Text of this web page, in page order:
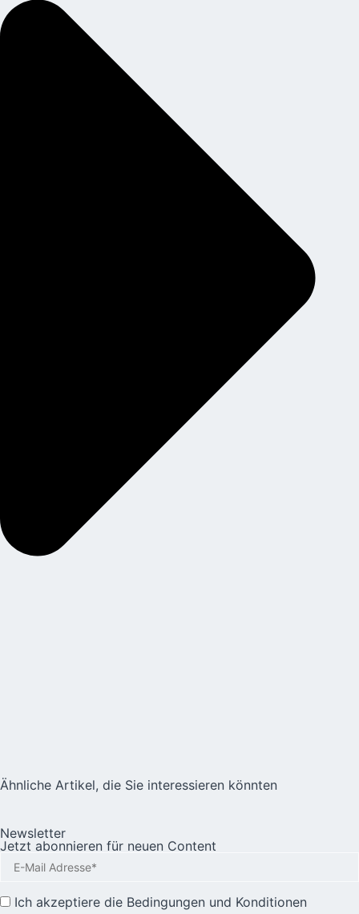
Ähnliche Artikel, die Sie interessieren könnten
Newsletter
Jetzt abonnieren für neuen Content
Ich akzeptiere die Bedingungen und Konditionen